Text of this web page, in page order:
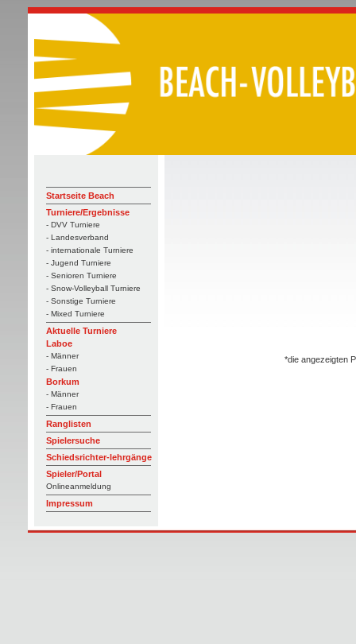
Startseite Beach
Turniere/Ergebnisse
- DVV Turniere
- Landesverband
- internationale Turniere
- Jugend Turniere
- Senioren Turniere
- Snow-Volleyball Turniere
- Sonstige Turniere
- Mixed Turniere
Aktuelle Turniere
Laboe
- Männer
- Frauen
Borkum
- Männer
- Frauen
Ranglisten
Spielersuche
Schiedsrichter-lehrgänge
Spieler/Portal
Onlineanmeldung
Impressum
*die angezeigten